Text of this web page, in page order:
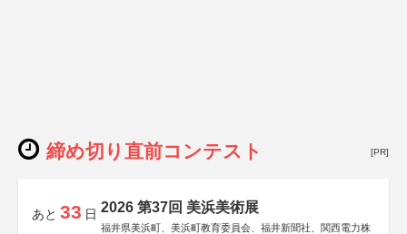
締め切り直前コンテスト [PR]
あと 33 日 2026 第37回 美浜美術展
福井県美浜町、美浜町教育委員会、福井新聞社、関西電力株